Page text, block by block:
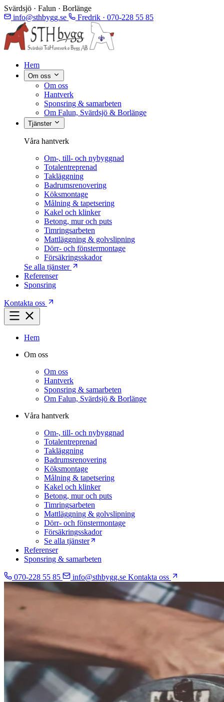
Svärdsjö · Falun · Borlänge
info@sthbygg.se
Fredrik · 070-228 55 85
Hem
Om oss
Om oss
Hantverk
Sponsring & samarbeten
Om Falun, Svärdsjö & Borlänge
Tjänster
Våra hantverk
Om-, till- och nybyggnad
Totalentreprenad
Takläggning
Badrumsrenovering
Köksmontage
Målning & tapetsering
Kakel och klinker
Betong, mur och puts
Timringsarbeten
Mattläggning & golvslipning
Dörr- och fönstermontage
Försäkringsskador
Se alla tjänster
Referenser
Sponsring
Kontakta oss
Hem
Om oss
Om oss
Hantverk
Sponsring & samarbeten
Om Falun, Svärdsjö & Borlänge
Våra hantverk
Om-, till- och nybyggnad
Totalentreprenad
Takläggning
Badrumsrenovering
Köksmontage
Målning & tapetsering
Kakel och klinker
Betong, mur och puts
Timringsarbeten
Mattläggning & golvslipning
Dörr- och fönstermontage
Försäkringsskador
Se alla tjänster
Referenser
Sponsring & samarbeten
070-228 55 85 info@sthbygg.se Kontakta oss